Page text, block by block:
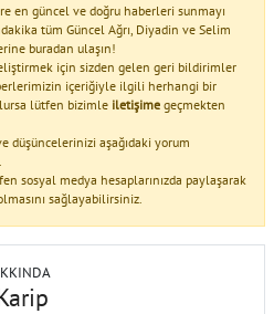
en güncel ve doğru haberleri sunmayı
tüm Güncel Ağrı, Diyadin ve Selim
buradan ulaşın!
için sizden gelen geri bildirimler
içeriğiyle ilgili herhangi bir
lütfen bizimle iletişime geçmekten
düşüncelerinizi aşağıdaki yorum
sosyal medya hesaplarınızda paylaşarak
sağlayabilirsiniz.